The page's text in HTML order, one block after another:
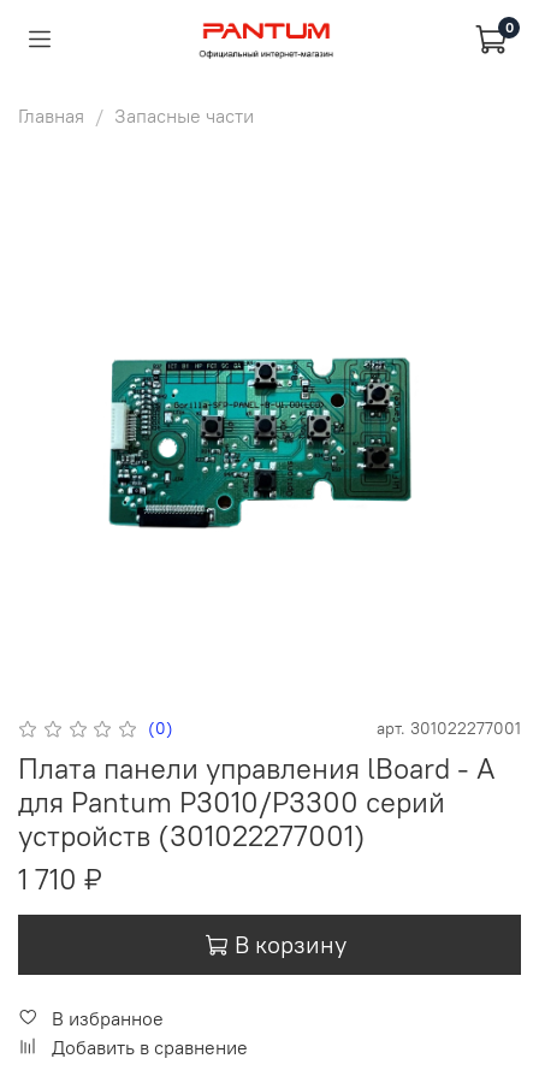
0
Главная Запасные части
(0) арт. 301022277001
Плата панели управления lBoard - A
для Pantum P3010/P3300 серий
устройств (301022277001)
1 710 ₽
В корзину
В избранное
Добавить в сравнение